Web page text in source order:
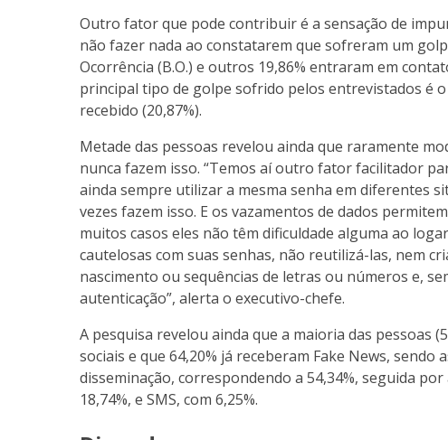
Outro fator que pode contribuir é a sensação de
não fazer nada ao constatarem que sofreram um
Ocorrência (B.O.) e outros 19,86% entraram em
principal tipo de golpe sofrido pelos entrevistados é
recebido (20,87%).
Metade das pessoas revelou ainda que raramente
nunca fazem isso. “Temos aí outro fator facilitador
ainda sempre utilizar a mesma senha em diferentes
vezes fazem isso. E os vazamentos de dados
muitos casos eles não têm dificuldade alguma ao
cautelosas com suas senhas, não reutilizá-las, nem
nascimento ou sequências de letras ou números e,
autenticação”, alerta o executivo-chefe.
A pesquisa revelou ainda que a maioria das pessoas
sociais e que 64,20% já receberam Fake News, sendo
disseminação, correspondendo a 54,34%, seguida
18,74%, e SMS, com 6,25%.